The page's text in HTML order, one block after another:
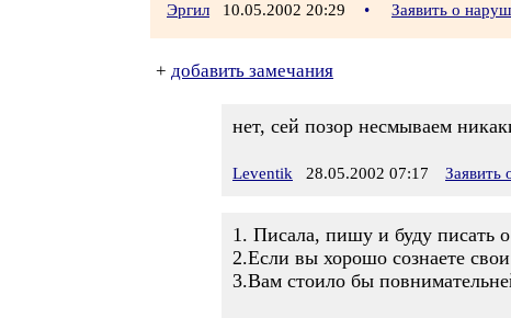
Эргил 10.05.2002 20:29 • Заявить о
+ добавить замечания
нет, сей позор несмываем
Leventik 28.05.2002 07:17 Заявить
1. Писала, пишу и буду писать
2.Если вы хорошо сознаете
3.Вам стоило бы